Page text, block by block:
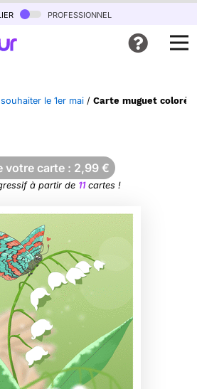
professionnel
le 1er mai / Carte muguet coloré
votre carte : 2,99 €
à partir de 11cartes !